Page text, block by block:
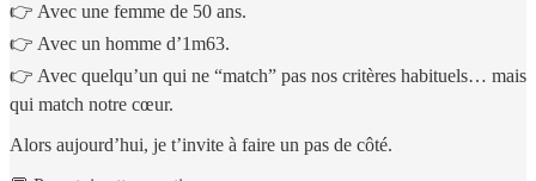
👉 Avec une femme de 50 ans.
👉 Avec un homme d’1m63.
👉 Avec quelqu’un qui ne “match” pas nos critères habituels… mais
qui match notre cœur.
Alors aujourd’hui, je t’invite à faire un pas de côté.